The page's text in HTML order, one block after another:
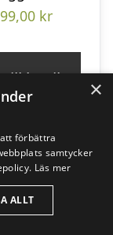
kr
till butik ×
förbättra
samtycker
Läs mer
ALLT